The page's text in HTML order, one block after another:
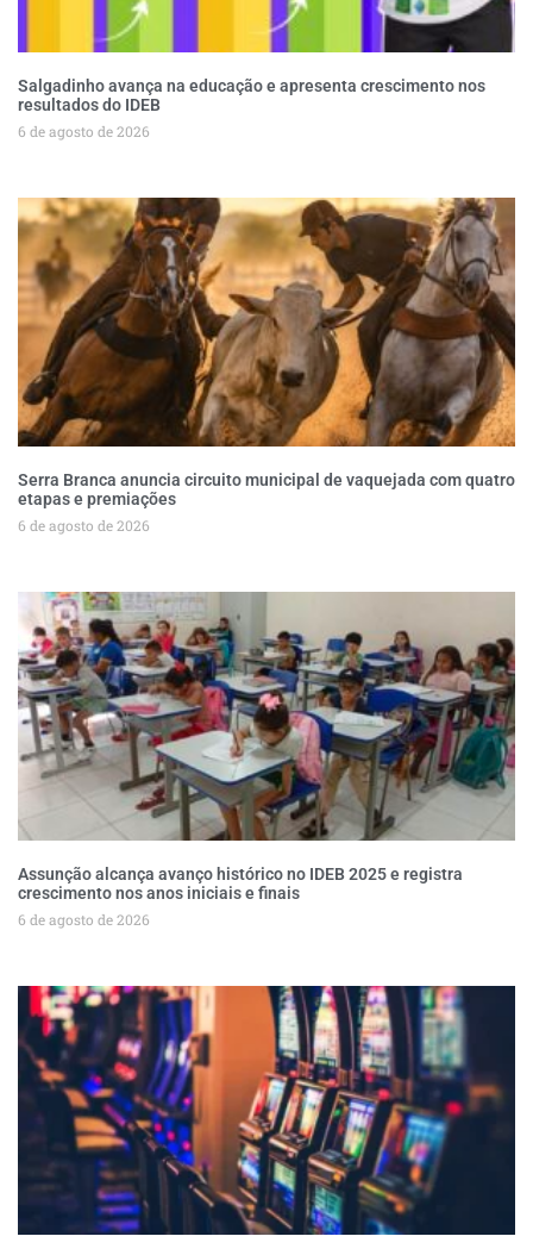
Salgadinho avança na educação e apresenta crescimento nos
resultados do IDEB
6 de agosto de 2026
Serra Branca anuncia circuito municipal de vaquejada com quatro
etapas e premiações
6 de agosto de 2026
Assunção alcança avanço histórico no IDEB 2025 e registra
crescimento nos anos iniciais e finais
6 de agosto de 2026